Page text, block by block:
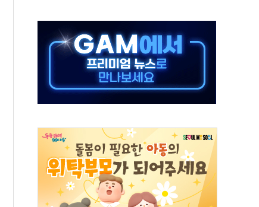
환경부분 최우수상 수상